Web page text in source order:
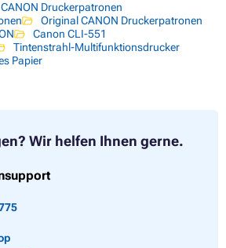
CANON Druckerpatronen
Original CANON Druckerpatronen
Canon CLI-551
Tintenstrahl-Multifunktionsdrucker
Papier
Wir helfen Ihnen gerne.